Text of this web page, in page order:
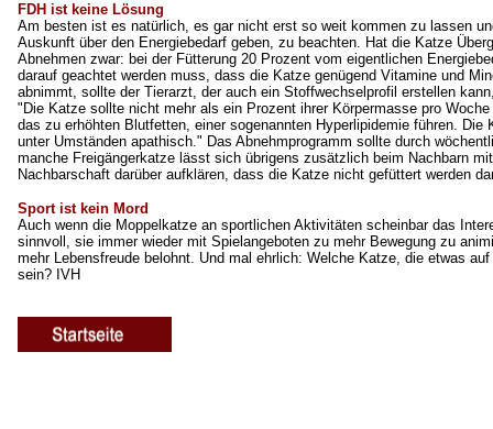
FDH ist keine Lösung
Am besten ist es natürlich, es gar nicht erst so weit kommen zu lassen
Auskunft über den Energiebedarf geben, zu beachten. Hat die Katze
Abnehmen zwar: bei der Fütterung 20 Prozent vom eigentlichen
darauf geachtet werden muss, dass die Katze genügend Vitamine und
abnimmt, sollte der Tierarzt, der auch ein Stoffwechselprofil erstellen
"Die Katze sollte nicht mehr als ein Prozent ihrer Körpermasse pro
das zu erhöhten Blutfetten, einer sogenannten Hyperlipidemie führen.
unter Umständen apathisch." Das Abnehmprogramm sollte durch
manche Freigängerkatze lässt sich übrigens zusätzlich beim Nachbarn
Nachbarschaft darüber aufklären, dass die Katze nicht gefüttert werden
Sport ist kein Mord
Auch wenn die Moppelkatze an sportlichen Aktivitäten scheinbar das
sinnvoll, sie immer wieder mit Spielangeboten zu mehr Bewegung zu
mehr Lebensfreude belohnt. Und mal ehrlich: Welche Katze, die etwas
sein? IVH